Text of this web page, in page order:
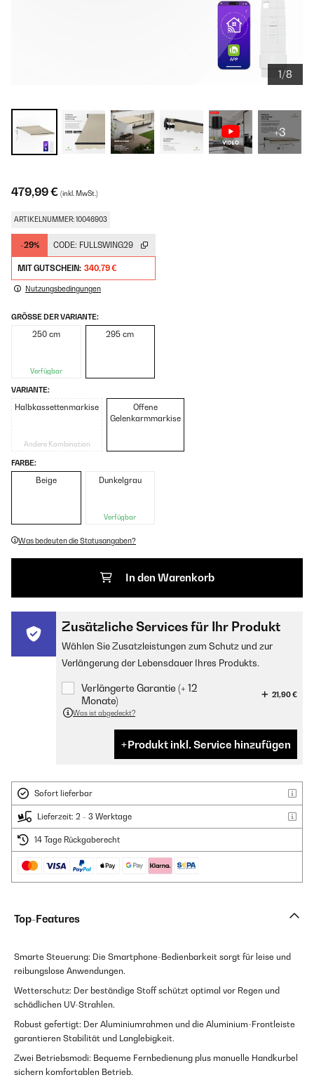
1/8
+3
479,99 € (inkl. MwSt.)
ARTIKELNUMMER: 10046903
-29% CODE: FULLSWING29
MIT GUTSCHEIN: 340,79 €
Nutzungsbedingungen
GRÖSSE DER VARIANTE:
250 cm
Verfügbar
295 cm
VARIANTE:
Halbkassettenmarkise
Andere Kombination
Offene
Gelenkarmmarkise
FARBE:
Beige Dunkelgrau
Verfügbar
Was bedeuten die Statusangaben?
In den Warenkorb
Zusätzliche Services für Ihr Produkt
Wählen Sie Zusatzleistungen zum Schutz und zur
Verlängerung der Lebensdauer Ihres Produkts.
Verlängerte Garantie (+ 12
Monate)
21,90 €
Was ist abgedeckt?
Produkt inkl. Service hinzufügen
Sofort lieferbar
Lieferzeit: 2 - 3 Werktage
14 Tage Rückgaberecht
Top-Features
Smarte Steuerung: Die Smartphone-Bedienbarkeit sorgt für leise und
reibungslose Anwendungen.
Wetterschutz: Der beständige Stoff schützt optimal vor Regen und
schädlichen UV-Strahlen.
Robust gefertigt: Der Aluminiumrahmen und die Aluminium-Frontleiste
garantieren Stabilität und Langlebigkeit.
Zwei Betriebsmodi: Bequeme Fernbedienung plus manuelle Handkurbel
sichern komfortablen Betrieb.